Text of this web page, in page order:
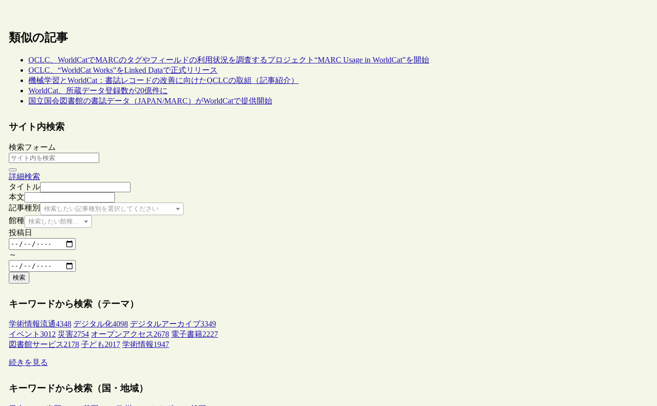
類似の記事
OCLC、WorldCatでMARCのタグやフィールドの利用状況を調査するプロジェクト“MARC Usage in WorldCat”を開始
OCLC、“WorldCat Works”をLinked Dataで正式リリース
機械学習とWorldCat：書誌レコードの改善に向けたOCLCの取組（記事紹介）
WorldCat、所蔵データ登録数が20億件に
国立国会図書館の書誌データ（JAPAN/MARC）がWorldCatで提供開始
サイト内検索
検索フォーム
詳細検索
タイトル
本文
記事種別
検索したい記事種別を選択してください
館種 検索したい館種を選択してください
投稿日
～
検索
キーワードから検索（テーマ）
学術情報流通4348 デジタル化4098 デジタルアーカイブ3349
イベント 3012 災害2754 オープンアクセス2678 電子書籍2227
図書館サービス2178 子ども2017 学術情報1947
続きを見る
キーワードから検索（国・地域）